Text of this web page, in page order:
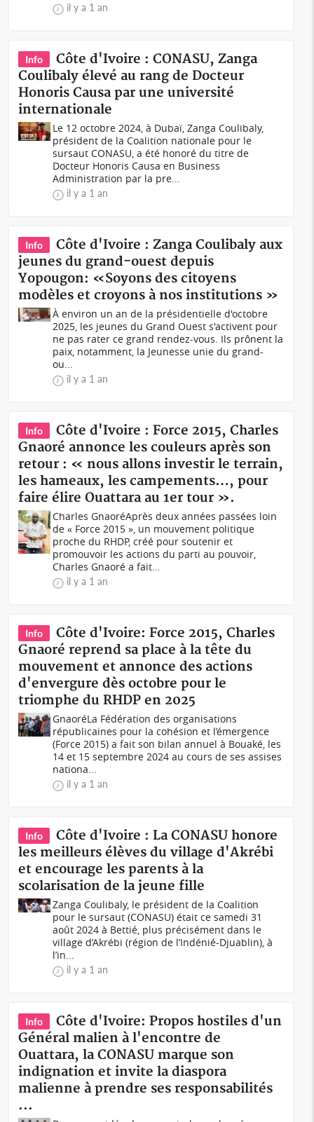
il y a 1 an
Info
Côte d'Ivoire : CONASU, Zanga
Coulibaly élevé au rang de Docteur
Honoris Causa par une université
internationale
Le 12 octobre 2024, à Dubaï, Zanga Coulibaly,
président de la Coalition nationale pour le
sursaut CONASU, a été honoré du titre de
Docteur Honoris Causa en Business
Administration par la pre...
il y a 1 an
Info
Côte d'Ivoire : Zanga Coulibaly aux
jeunes du grand-ouest depuis
Yopougon: «Soyons des citoyens
modèles et croyons à nos institutions »
À environ un an de la présidentielle d'octobre
2025, les jeunes du Grand Ouest s'activent pour
ne pas rater ce grand rendez-vous. Ils prônent la
paix, notamment, la Jeunesse unie du grand-
ou...
il y a 1 an
Info
Côte d'Ivoire : Force 2015, Charles
Gnaoré annonce les couleurs après son
retour : « nous allons investir le terrain,
les hameaux, les campements…, pour
faire élire Ouattara au 1er tour ».
Charles GnaoréAprès deux années passées loin
de « Force 2015 », un mouvement politique
proche du RHDP, créé pour soutenir et
promouvoir les actions du parti au pouvoir,
Charles Gnaoré a fait...
il y a 1 an
Info
Côte d'Ivoire: Force 2015, Charles
Gnaoré reprend sa place à la tête du
mouvement et annonce des actions
d'envergure dès octobre pour le
triomphe du RHDP en 2025
GnaoréLa Fédération des organisations
républicaines pour la cohésion et l’émergence
(Force 2015) a fait son bilan annuel à Bouaké, les
14 et 15 septembre 2024 au cours de ses assises
nationa...
il y a 1 an
Info
Côte d'Ivoire : La CONASU honore
les meilleurs élèves du village d'Akrébi
et encourage les parents à la
scolarisation de la jeune fille
Zanga Coulibaly, le président de la Coalition
pour le sursaut (CONASU) était ce samedi 31
août 2024 à Bettié, plus précisément dans le
village d’Akrébi (région de l’Indénié-Djuablin), à
l’in...
il y a 1 an
Info
Côte d'Ivoire: Propos hostiles d'un
Général malien à l'encontre de
Ouattara, la CONASU marque son
indignation et invite la diaspora
malienne à prendre ses responsabilités
...